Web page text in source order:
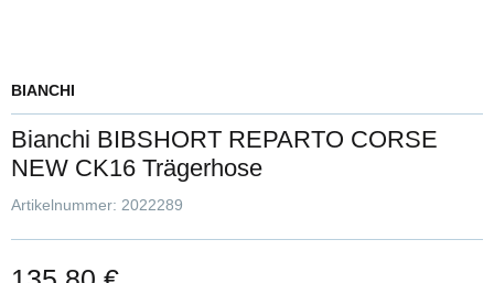
BIANCHI
Bianchi BIBSHORT REPARTO CORSE
NEW CK16 Trägerhose
Artikelnummer: 2022289